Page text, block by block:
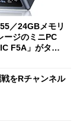
／24GBメモリ
ージのミニPC
F5A」がタイ
戦をRチャンネル